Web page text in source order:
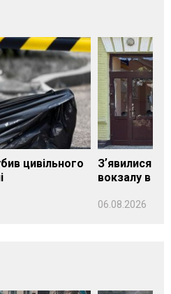
цивільного
Зʼявилися
вокзалу в
06.08.2026